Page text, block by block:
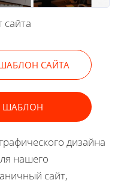
сайта
САЙТА
ШАБЛОН
дизайна
нашего
сайт,